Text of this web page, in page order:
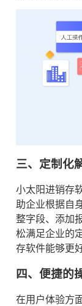
三、定制化
小太阳进销存
助企业根据自
整字段、添加
松满足企业的
存软件能够更
四、便捷的
在用户体验方